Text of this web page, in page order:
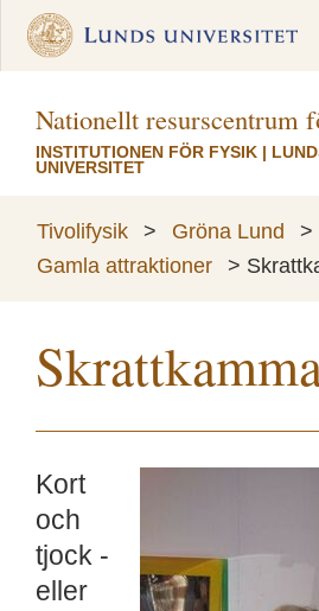
Nationellt resurscentrum
INSTITUTIONEN FÖR FYSIK |
UNIVERSITET
Tivolifysik > Gröna Lund >
Gamla attraktioner
>
Kort
och
tjock -
eller